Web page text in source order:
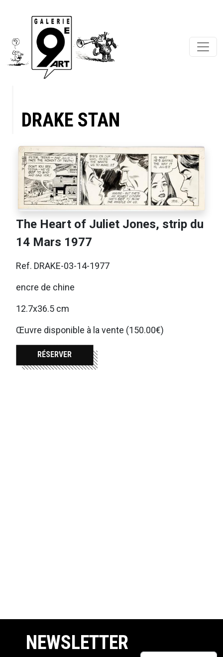
DRAKE STAN
The Heart of Juliet Jones, strip du
14 Mars 1977
Ref. DRAKE-03-14-1977
encre de chine
12.7x36.5 cm
Œuvre disponible à la vente (150.00€)
RÉSERVER
NEWSLETTER